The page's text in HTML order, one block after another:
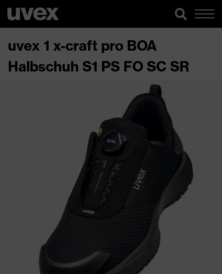
uvex 1 x-craft pro BOA
Halbschuh S1 PS FO SC SR